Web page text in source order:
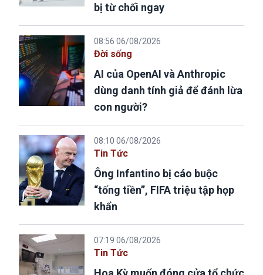
bị từ chối ngay
08:56 06/08/2026
Đời sống
AI của OpenAI và Anthropic
dùng danh tính giả để đánh lừa
con người?
08:10 06/08/2026
Tin Tức
Ông Infantino bị cáo buộc
“tống tiền”, FIFA triệu tập họp
khẩn
07:19 06/08/2026
Tin Tức